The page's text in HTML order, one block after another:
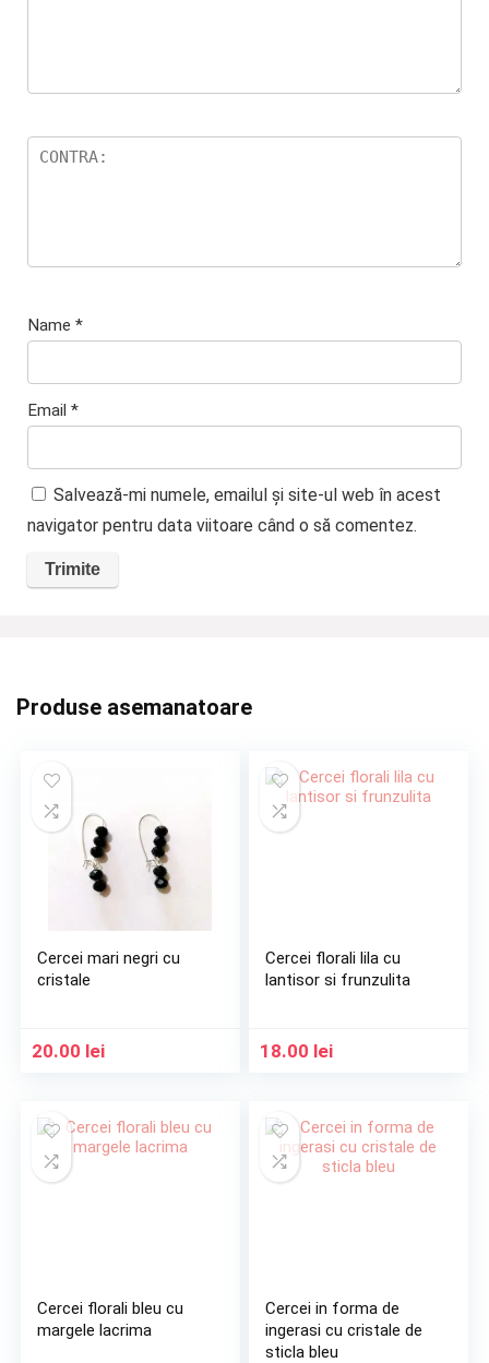
Name *
Email *
Salvează-mi numele, emailul și site-ul web în acest
navigator pentru data viitoare când o să comentez.
Produse asemanatoare
Cercei mari negri cu
cristale
20.00 lei
Cercei florali lila cu
lantisor si frunzulita
18.00 lei
Cercei florali bleu cu
margele lacrima
Cercei in forma de
ingerasi cu cristale de
sticla bleu